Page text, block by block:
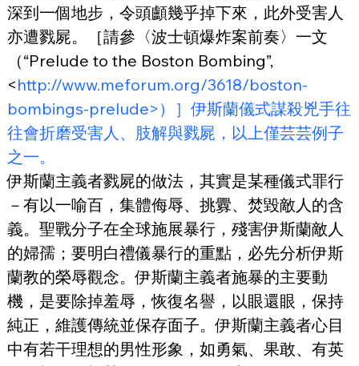
深到一個地步，令頭顱幾乎掉下來，此外受害人
亦遭戮屍。［請參〈波士頓爆炸案前奏〉一文
（“Prelude to the Boston Bombing”,
<http://www.meforum.org/3618/boston-
bombings-prelude>）］伊斯蘭儀式謀殺兇手往
往會折磨受害人、肢解與戮屍，以上僅芸芸例子
之一。
伊斯蘭主義者戮屍的做法，其實是某種儀式罪行
－有以一喻百，集體侮辱、挑釁、焚毀敵人的含
義。聖戰分子在全球施展暴行，殘害伊斯蘭敵人
的婦孺；要明白禮儀暴行的重點，必先分析伊斯
蘭教的榮辱觀念。伊斯蘭主義者施暴的主要動
機，是要除掉羞辱，恢復名譽，以眼還眼，保持
純正，維護傳統並保存面子。伊斯蘭主義者心目
中有若干理想的男性形象，如勇氣、果敢、有英